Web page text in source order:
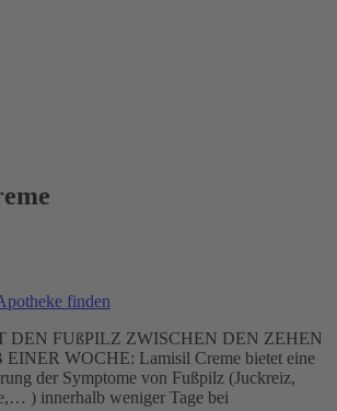
finden
DEN FUßPILZ ZWISCHEN DEN ZEHEN
WOCHE: Lamisil Creme bietet eine
der Symptome von Fußpilz (Juckreiz,
) innerhalb weniger Tage bei